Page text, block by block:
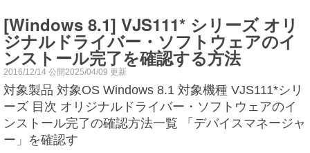
[Windows 8.1] VJS111* シリーズ オリ
ジナルドライバー・ソフトウェアのイ
ンストール完了を確認する方法
2016/12/14 公開2025/04/09 更新
対象製品 対象OS Windows 8.1 対象機種 VJS111*シリ
ーズ 目次 オリジナルドライバー・ソフトウェアのイ
ンストール完了の確認方法一覧 「デバイスマネージャ
ー」を確認す